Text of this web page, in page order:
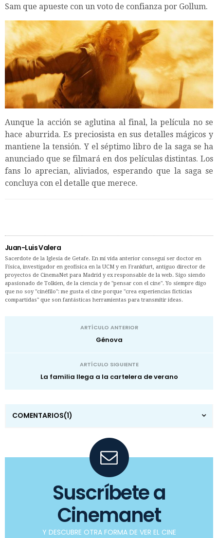
Sam que apueste con un voto de confianza por Gollum.
Aunque la acción se aglutina al final, la película no se
hace aburrida. Es preciosista en sus detalles mágicos y
mantiene la tensión. Y el séptimo libro de la saga se ha
anunciado que se filmará en dos películas distintas. Los
fans lo aprecian, aliviados, esperando que la saga se
concluya con el detalle que merece.
Juan-Luis Valera
Sacerdote de la Iglesia de Getafe. En mi vida anterior conseguí ser doctor en
Física, investigador en geofísica en la UCM y en Frankfurt, antiguo director de
proyectos de CinemaNet para Madrid y ex responsable de la web. Sigo siendo
apasionado de Tolkien, de la ciencia y de "pensar con el cine". Yo siempre digo
que no soy "cinéfilo": me gusta el cine porque "crea experiencias ficticias
compartidas" que son fantásticas herramientas para transmitir ideas.
ARTÍCULO ANTERIOR
Génova
ARTÍCULO SIGUIENTE
La familia llega a la cartelera de verano
COMENTARIOS(1)
Suscríbete a
Cinemanet
Y DESCUBRE OTRA FORMA DE VER EL CINE